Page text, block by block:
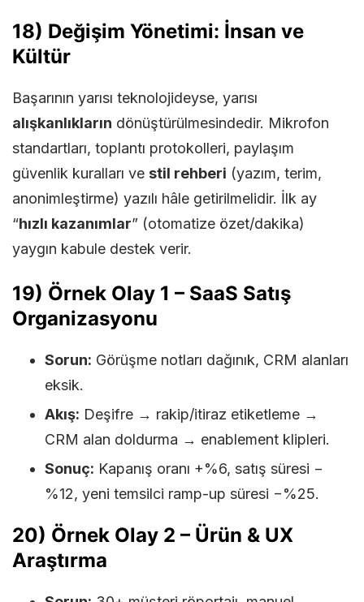
18) Değişim Yönetimi: İnsan ve
Kültür
Başarının yarısı teknolojideyse, yarısı
alışkanlıkların dönüştürülmesindedir. Mikrofon
standartları, toplantı protokolleri, paylaşım
güvenlik kuralları ve stil rehberi (yazım, terim,
anonimleştirme) yazılı hâle getirilmelidir. İlk ay
“hızlı kazanımlar” (otomatize özet/dakika)
yaygın kabule destek verir.
19) Örnek Olay 1 – SaaS Satış
Organizasyonu
Sorun: Görüşme notları dağınık, CRM alanları
eksik.
Akış: Deşifre → rakip/itiraz etiketleme →
CRM alan doldurma → enablement klipleri.
Sonuç: Kapanış oranı +%6, satış süresi −
%12, yeni temsilci ramp-up süresi −%25.
20) Örnek Olay 2 – Ürün & UX
Araştırma